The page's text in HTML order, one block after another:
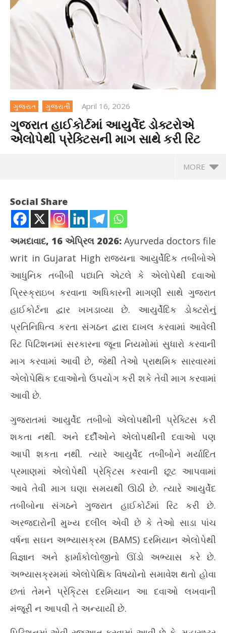
ગુજરાત ગુજરાતી April 16, 2026
ગુજરાત હાઈકોર્ટમાં આયુર્વેદ ડોક્ટરોએ
એલોપેથી પ્રેક્ટિસની માગ સાથે કરી રિટ
MORE
ગુજરાત હાઈકોર્ટમાં આયુર્વેદ ડોક્ટરોએ એલોપેથી પ્રેક્ટિસની માગ સાથે
કરી રિટ
April
16,
2026
Social Share
અમદાવાદ, 16 એપ્રિલ 2026: Ayurveda doctors file
writ in Gujarat High રાજ્યના આયુર્વેદિક તબીબોએ
આધુનિક તબીબી પધ્ધતિ એટલે કે એલોપેથી દવાઓ
પ્રિસ્ક્રાઇબ કરવાના અધિકારની માગણી સાથે ગુજરાત
હાઈકોર્ટના દ્વાર ખખડાવ્યા છે. આયુર્વેદિક ડોક્ટરોનું
પ્રતિનિધિત્વ કરતા સંગઠન દ્વારા દાખલ કરવામાં આવેલી
રિટ પિટિશનમાં સરકારના જૂના નિયમોમાં સુધારો કરવાની
માગ કરવામાં આવી છે, જેથી તેઓ પ્રાથમિક સારવારમાં
એલોપેથિક દવાઓનો ઉપયોગ કરી શકે તેવી માગ કરવામાં
આવી છે.
ગુજરાતમાં આયુર્વેદ તબીબો એલોપથીની પ્રેક્ટિસ કરી
શકતા નથી. અને દર્દીઓને એલોપથીની દવાઓ પણ
આપી શકતા નથી. ત્યારે આયુર્વેદ તબીબોને મર્યાદિત
પ્રમાણમાં એલોપેથી પ્રેકિ્ટસ કરવાની છૂટ આપવામાં
આવે તેવી માગ ઘણા સમયથી ઊઠી છે. ત્યારે આયુર્વેદ
તબીબોના સંગઠને ગુજરાત હાઈકોર્ટમાં રિટ કરી છે.
અરજદારોની મુખ્ય દલીલ એવી છે કે તેઓ સાડા પાંચ
વર્ષના સઘન અભ્યાસક્રમ (BAMS) દરમિયાન એલોપેથી
વિજ્ઞાન અને ફાર્માકોલોજીનો ઊંડો અભ્યાસ કરે છે.
અભ્યાસક્રમમાં એલોપેથિક વિષયોનો સમાવેશ થતો હોવા
છતાં તેમને પ્રેકિ્ટસ દરમિયાન આ દવાઓ લખવાની
મંજૂરી ન આપવી તે અન્યાયી છે.